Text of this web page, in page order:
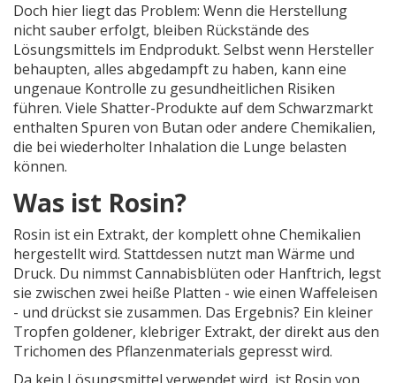
Doch hier liegt das Problem: Wenn die Herstellung
nicht sauber erfolgt, bleiben Rückstände des
Lösungsmittels im Endprodukt. Selbst wenn Hersteller
behaupten, alles abgedampft zu haben, kann eine
ungenaue Kontrolle zu gesundheitlichen Risiken
führen. Viele Shatter-Produkte auf dem Schwarzmarkt
enthalten Spuren von Butan oder andere Chemikalien,
die bei wiederholter Inhalation die Lunge belasten
können.
Was ist Rosin?
Rosin ist ein Extrakt, der komplett ohne Chemikalien
hergestellt wird. Stattdessen nutzt man Wärme und
Druck. Du nimmst Cannabisblüten oder Hanftrich, legst
sie zwischen zwei heiße Platten - wie einen Waffeleisen
- und drückst sie zusammen. Das Ergebnis? Ein kleiner
Tropfen goldener, klebriger Extrakt, der direkt aus den
Trichomen des Pflanzenmaterials gepresst wird.